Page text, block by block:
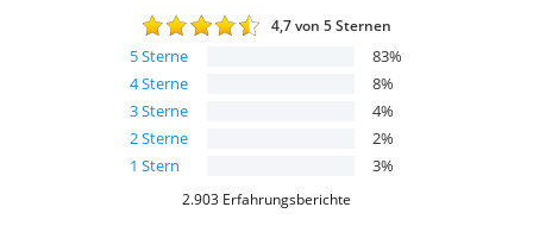
4,7von 5 Sternen
5Sterne 83%
4Sterne 8%
3Sterne 4%
2Sterne 2%
1 Stern 3%
2.903 Erfahrungsberichte